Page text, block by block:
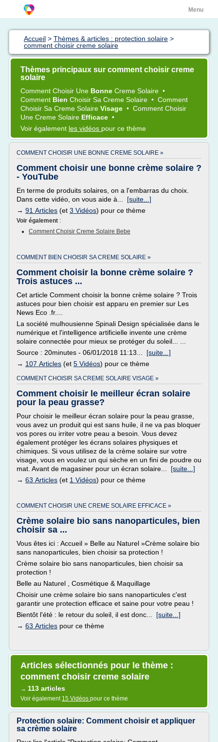
Menu
Accueil > Thèmes & articles : protection solaire >
comment choisir creme solaire
Thèmes principaux sur comment choisir creme
solaire
Comment Choisir Une Bonne Creme Solaire •
Comment Bien Choisir Sa Creme Solaire • Comment
Choisir Sa Creme Solaire Visage • Comment Choisir
Une Creme Solaire Efficace •
Voir également les vidéos pour ce thème
COMMENT CHOISIR UNE BONNE CREME SOLAIRE »
Comment choisir une bonne crème solaire ?
- YouTube
En terme de produits solaires, on a l'embarras du choix.
Dans cette vidéo, on vous aide à... [suite...]
→ 91 Articles (et 3 Vidéos) pour ce thème
Voir également :
Comment Choisir Creme Solaire Bebe
COMMENT BIEN CHOISIR SA CREME SOLAIRE »
Comment choisir la bonne crème solaire ?
Trois astuces ...
Cet article Comment choisir la bonne crème solaire ? Trois
astuces pour bien choisir est apparu en premier sur Les
News Eco .fr....
La société mulhousienne Spinali Design spécialisée dans le
numérique et l'intelligence artificielle invente une crème
solaire connectée pour mieux se protéger du soleil... ...
Source : 20minutes - 06/01/2018 11:13... [suite...]
→ 107 Articles (et 5 Vidéos) pour ce thème
COMMENT CHOISIR SA CREME SOLAIRE VISAGE »
Comment choisir le meilleur écran solaire
pour la peau grasse?
Pour choisir le meilleur écran solaire pour la peau grasse,
vous avez un produit qui est sans huile, il ne va pas bloquer
vos pores ou irriter votre peau a besoin. Vous devez
également protéger les écrans solaires physiques et
chimiques. Si vous utilisez de la crème solaire sur votre
visage, vous en voulez un qui sèche en un fini de poudre ou
mat. Avant de magasiner pour un écran solaire... [suite...]
→ 63 Articles (et 1 Vidéos) pour ce thème
COMMENT CHOISIR UNE CREME SOLAIRE EFFICACE »
Crème solaire bio sans nanoparticules, bien
choisir sa ...
Vous êtes ici : Accueil » Belle au Naturel »Crème solaire bio
sans nanoparticules, bien choisir sa protection !
Crème solaire bio sans nanoparticules, bien choisir sa
protection !
Belle au Naturel , Cosmétique & Maquillage
Choisir une crème solaire bio sans nanoparticules c'est
garantir une protection efficace et saine pour votre peau !
Bientôt l'été : le retour du soleil, il est donc... [suite...]
→ 63 Articles pour ce thème
Articles sélectionnés pour le thème :
comment choisir creme solaire
→ 113 articles
Voir également 15 Vidéos pour ce thème
Protection solaire: Comment choisir et appliquer
sa crème solaire